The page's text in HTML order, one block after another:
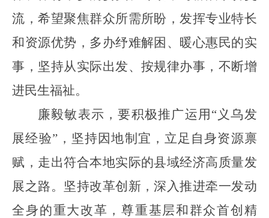
流，希望聚焦群众所需所盼，发挥专业特长
和资源优势，多办纾难解困、暖心惠民的实
事，坚持从实际出发、按规律办事，不断增
进民生福祉。
廉毅敏表示，要积极推广运用 “义乌发
展经验”，坚持因地制宜，立足自身资源禀
赋，走出符合本地实际的县域经济高质量发
展之路。坚持改革创新，深入推进牵一发动
全身的重大改革，尊重基层和群众首创精